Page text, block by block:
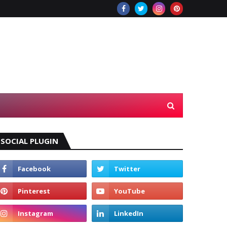
SOCIAL PLUGIN